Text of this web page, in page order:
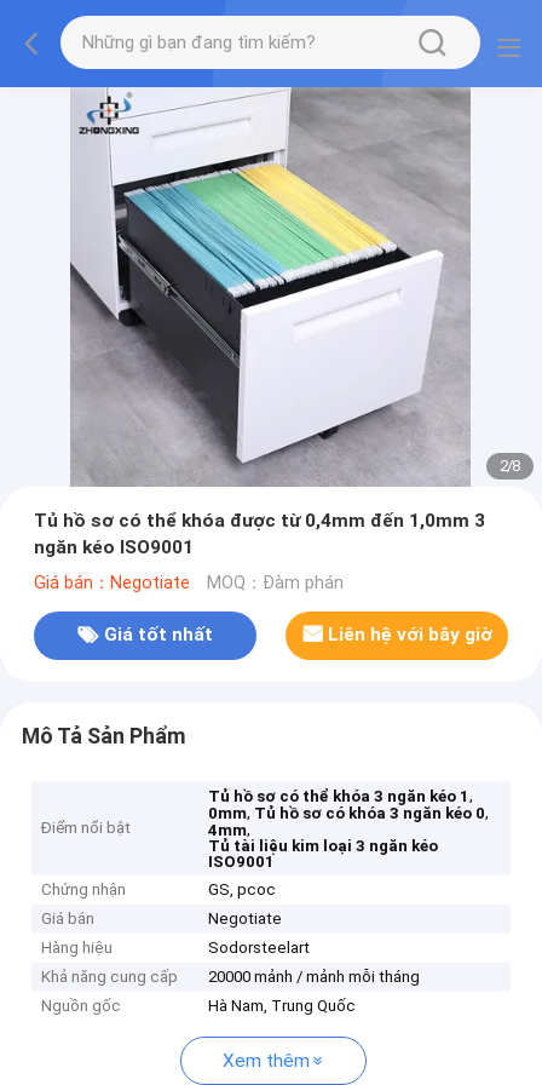
2/8
Tủ hồ sơ có thể khóa được từ 0,4mm đến 1,0mm 3
ngăn kéo ISO9001
Giá bán：Negotiate MOQ：Đàm phán
Giá tốt nhất Liên hệ với bây giờ
Mô Tả Sản Phẩm
Điểm nổi bật
Tủ hồ sơ có thể khóa 3 ngăn kéo 1,
0mm, Tủ hồ sơ có khóa 3 ngăn kéo 0,
4mm,
Tủ tài liệu kim loại 3 ngăn kéo
ISO9001
Chứng nhận
GS, pcoc
Giá bán
Negotiate
Hàng hiệu
Sodorsteelart
Khả năng cung cấp
20000 mảnh / mảnh mỗi tháng
Nguồn gốc
Hà Nam, Trung Quốc
Xem thêm